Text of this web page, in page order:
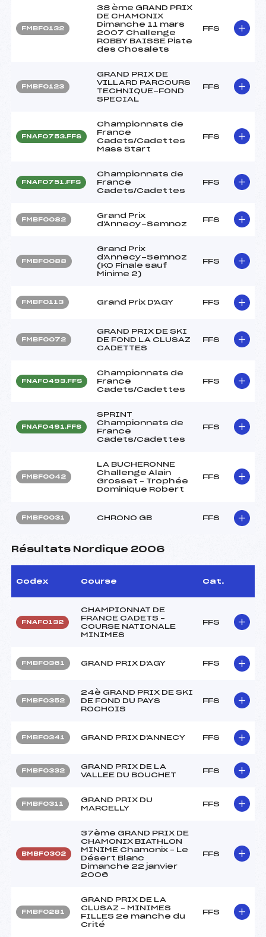
FMBF0132
38 ème GRAND PRIX
DE CHAMONIX
Dimanche 11 mars
2007 Challenge
ROBBY BAISSE Piste
des Chosalets
FFS
FMBF0123
GRAND PRIX DE
VILLARD PARCOURS
TECHNIQUE-FOND
SPECIAL
FFS
FNAF0753.FFS
Championnats de
France
Cadets/Cadettes
Mass Start
FFS
FNAF0751.FFS
Championnats de
France
Cadets/Cadettes
FFS
FMBF0082
Grand Prix
d'Annecy-Semnoz
FFS
FMBF0088
Grand Prix
d'Annecy-Semnoz
(KO Finale sauf
Minime 2)
FFS
FMBF0113 Grand Prix D'AGY FFS
FMBF0072
GRAND PRIX DE SKI
DE FOND LA CLUSAZ
CADETTES
FFS
FNAF0493.FFS
Championnats de
France
Cadets/Cadettes
FFS
FNAF0491.FFS
SPRINT
Championnats de
France
Cadets/Cadettes
FFS
FMBF0042
LA BUCHERONNE
Challenge Alain
Grosset – Trophée
Dominique Robert
FFS
FMBF0031 CHRONO GB FFS
Résultats Nordique 2006
Codex Course Cat.
FNAF0132
CHAMPIONNAT DE
FRANCE CADETS –
COURSE NATIONALE
MINIMES
FFS
FMBF0361 GRAND PRIX D'AGY FFS
FMBF0352
24è GRAND PRIX DE SKI
DE FOND DU PAYS
ROCHOIS
FFS
FMBF0341 GRAND PRIX D'ANNECY FFS
FMBF0332
GRAND PRIX DE LA
VALLEE DU BOUCHET
FFS
FMBF0311
GRAND PRIX DU
MARCELLY
FFS
BMBF0302
37ème GRAND PRIX DE
CHAMONIX BIATHLON
MINIME Chamonix – Le
Désert Blanc
Dimanche 22 janvier
2006
FFS
FMBF0281
GRAND PRIX DE LA
CLUSAZ – MINIMES
FILLES 2e manche du
Crité
FFS